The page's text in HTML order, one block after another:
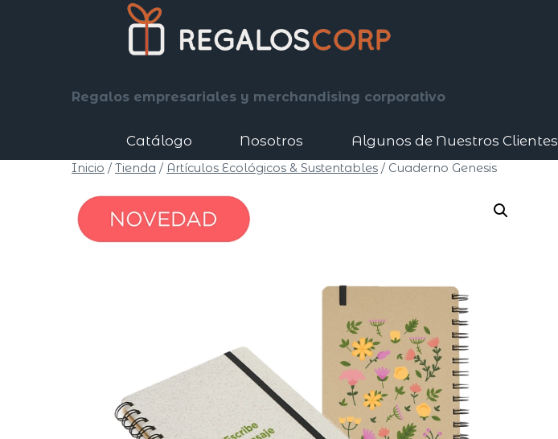
Regalos empresariales y merchandising corporativo
Catálogo Nosotros Algunos de Nuestros Clientes
Inicio / Tienda / Artículos Ecológicos & Sustentables / Cuaderno Genesis